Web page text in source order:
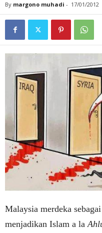
By margono muhadi - 17/01/2012
Malaysia merdeka
menjadikan Islam a la